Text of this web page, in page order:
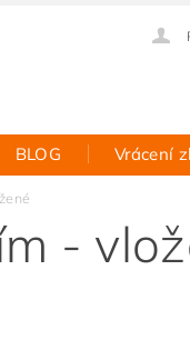
BLOG Vrácení
-